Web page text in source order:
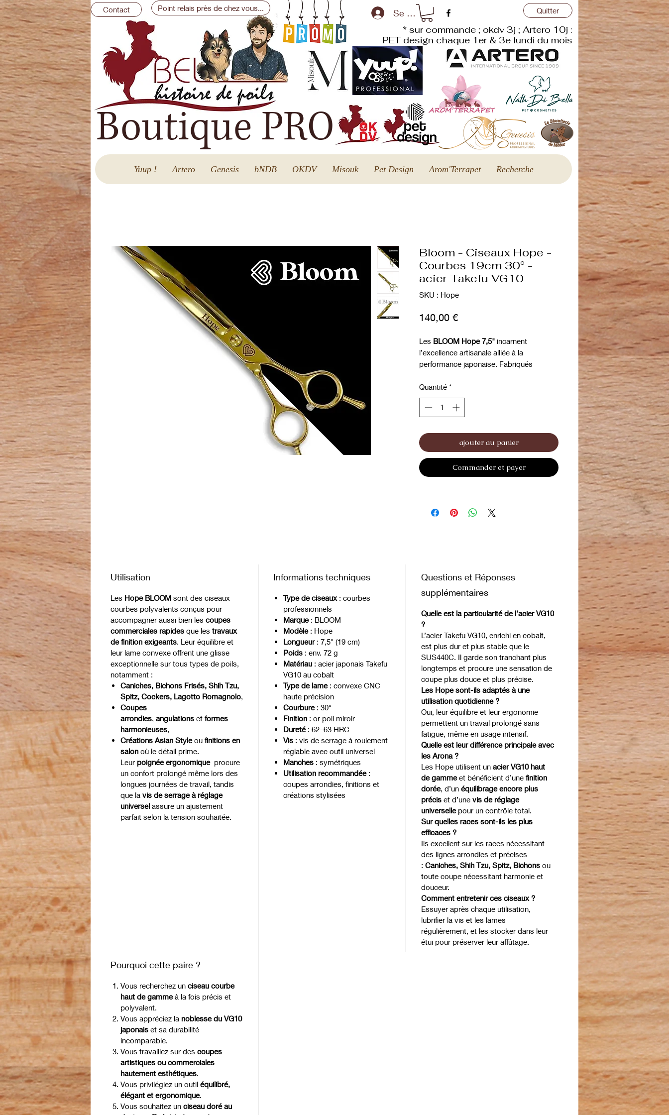
Contact Point relais près de chez vous... Se connecter
Boutique PRO
Quitter
* sur commande ; okdv 3j ; Artero 10j :
PET design chaque 1er & 3e lundi du mois
Yuup ! Artero Genesis bNDB OKDV Misouk Pet Design Arom'Terrapet Recherche
Bloom - Ciseaux Hope -
Courbes 19cm 30° -
acier Takefu VG10
SKU : Hope
140,00 €Prix
Les BLOOM Hope 7,5" incarnent
l’excellence artisanale alliée à la
performance japonaise. Fabriqués
technologie enrichi en cobalt, ils offrent
unedureté exceptionnelle
contrôlée
et une
une coupe d’une fluidité absolue, capable
de traverser les pelages les plus denses
élégant
reflète le soin du détail et la
qualité de conception qui font la
Hope donnent une sensation de maîtrise
Quantité *
ajouter au panier
Commander et payer
Utilisation
Les Hope BLOOM sont des ciseaux
courbes polyvalents conçus pour
accompagner aussi bien les coupes
commerciales rapides que les travaux
de finition exigeants . Leur équilibre et
leur lame convexe offrent une glisse
exceptionnelle sur tous types de poils,
notamment :
Caniches, Bichons Frisés, Shih Tzu,
Spitz, Cockers, Lagotto Romagnolo
Coupes
arrondies angulations et formes
harmonieuses
Créations Asian Styleou finitions en
salon où le détail prime.
Leur poignée ergonomique procure
un confort prolongé même lors des
longues journées de travail, tandis
que la vis de serrage à réglage
universel assure un ajustement
parfait selon la tension souhaitée.
Informations techniques
Type de ciseaux : courbes
professionnels
Marque: BLOOM
Modèle: Hope
Longueur: 7,5" (19 cm)
Poids : env. 72 g
Matériau : acier japonais Takefu
VG10 au cobalt
Type de lame: convexe CNC
haute précision
Courbure: 30°
Finition : or poli miroir
Dureté: 62–63 HRC
Vis : vis de serrage à roulement
réglable avec outil universel
Manches : symétriques
Utilisation recommandée:
coupes arrondies, finitions et
créations stylisées
Questions et Réponses
supplémentaires
Quelle est la particularité de l’acier VG10
?
L’acier Takefu VG10, enrichi en cobalt,
est plus dur et plus stable que le
SUS440C. Il garde son tranchant plus
longtemps et procure une sensation de
coupe plus douce et plus précise.
Les Hope sont-ils adaptés à une
utilisation quotidienne ?
Oui, leur équilibre et leur ergonomie
permettent un travail prolongé sans
fatigue, même en usage intensif.
Quelle est leur différence principale avec
les Arona ?
Les Hope utilisent un acier VG10 haut
de gammeet bénéficient d’une finition
dorée, d’un équilibrage encore plus
précis et d’une vis de réglage
universellepour un contrôle total.
Sur quelles races sont-ils les plus
efficaces ?
Ils excellent sur les races nécessitant
des lignes arrondies et précises
: Caniches, Shih Tzu, Spitz, Bichons ou
toute coupe nécessitant harmonie et
douceur.
Comment entretenir ces ciseaux ?
Essuyer après chaque utilisation,
lubrifier la vis et les lames
régulièrement, et les stocker dans leur
étui pour préserver leur affûtage.
Pourquoi cette paire ?
Vous recherchez un ciseau courbe
haut de gammeà la fois précis et
polyvalent.
Vous appréciez la noblesse du VG10
japonais et sa durabilité
incomparable.
Vous travaillez sur des coupes
artistiques ou commerciales
hautement esthétiques
Vous privilégiez un outil équilibré,
élégant et ergonomique.
Vous souhaitez un ciseau doré au